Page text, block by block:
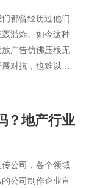
都曾经历过他们
滥炸。如今这种
广告仿佛压根无
对抗，也难以打
宣传才可以得到
告片拍摄中公司
答案是创意。
？地产行业
公司，各个领域
公司制作企业宣